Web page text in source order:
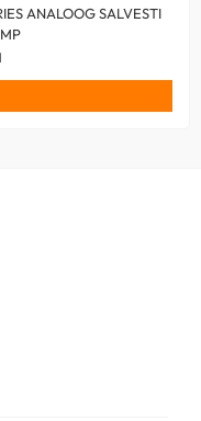
ANALOOG SALVESTI